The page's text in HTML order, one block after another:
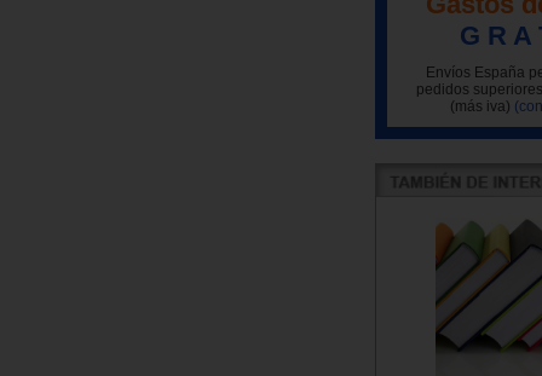
G R A
Envíos España
pedidos
(más iva)